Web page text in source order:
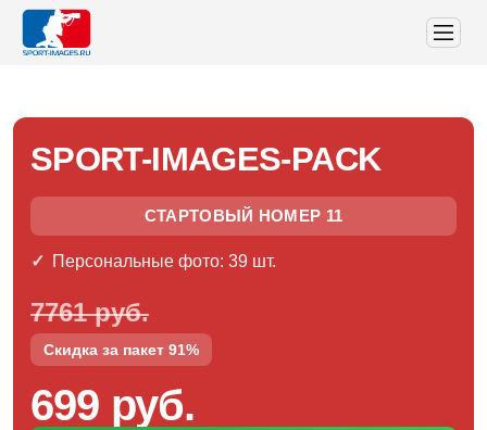
SPORT-IMAGES-PACK
СТАРТОВЫЙ НОМЕР 11
Персональные фото: 39 шт.
7761 руб.
Скидка за пакет 91%
699 руб.